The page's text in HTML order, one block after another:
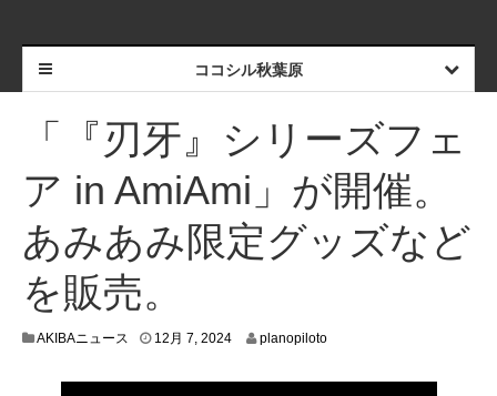
ココシル秋葉原
「『刃牙』シリーズフェ
ア in AmiAmi」が開催。
あみあみ限定グッズなど
を販売。
AKIBAニュース 12月 7, 20241
planopiloto